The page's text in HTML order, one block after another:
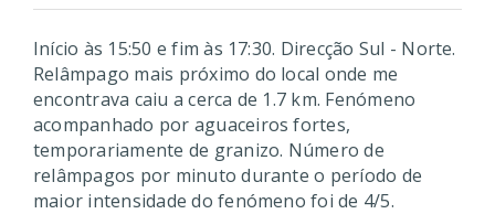
Início às 15:50 e fim às 17:30. Direcção Sul - Norte.
Relâmpago mais próximo do local onde me
encontrava caiu a cerca de 1.7 km. Fenómeno
acompanhado por aguaceiros fortes,
temporariamente de granizo. Número de
relâmpagos por minuto durante o período de
maior intensidade do fenómeno foi de 4/5.